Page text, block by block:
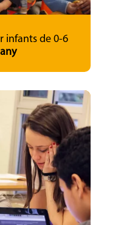
infants de 0-6